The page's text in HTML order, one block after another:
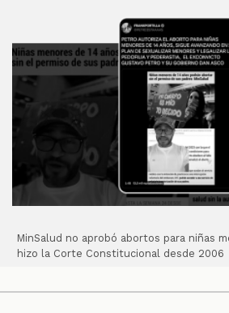
MinSalud no aprobó abortos para niñas
hizo la Corte Constitucional desde 2006